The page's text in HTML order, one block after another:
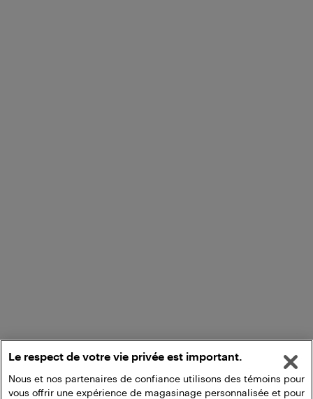
Le respect de votre vie privée est important.
Nous et nos partenaires de confiance utilisons des témoins pour
vous offrir une expérience de magasinage personnalisée et pour